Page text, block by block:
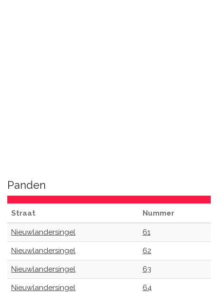
Panden
Straat Nummer
Nieuwlandersingel 61
Nieuwlandersingel 62
Nieuwlandersingel 63
Nieuwlandersingel 64